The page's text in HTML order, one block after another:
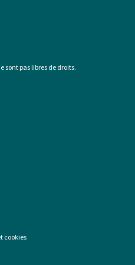
sont pas libres de droits.
cookies